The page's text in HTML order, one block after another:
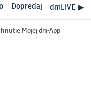
Dopredaj dmLIVE ▶
Mojej dm-App